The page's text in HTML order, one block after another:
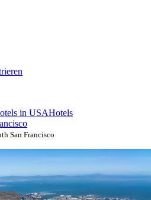
in USAHotels
San Francisco